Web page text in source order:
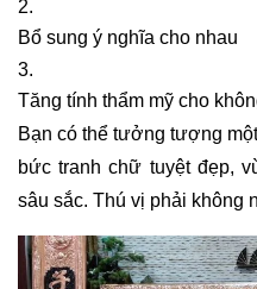
Bổ sung ý nghĩa cho nhau
Tăng tính thẩm mỹ cho
Bạn có thể tưởng tượng
bức tranh chữ tuyệt đẹp,
sâu sắc. Thú vị phải không